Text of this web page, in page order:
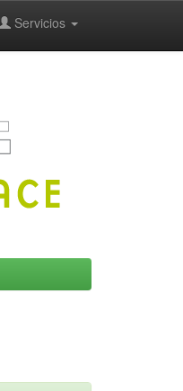
Servicios